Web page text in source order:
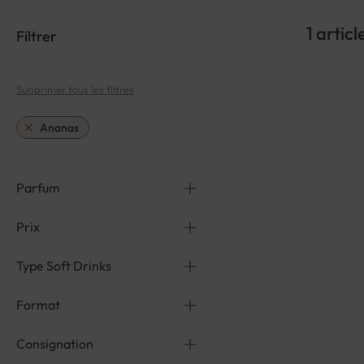
1
Filtrer
Supprimer tous les filtres
Ananas
Parfum
Prix
Type Soft Drinks
Format
Consignation